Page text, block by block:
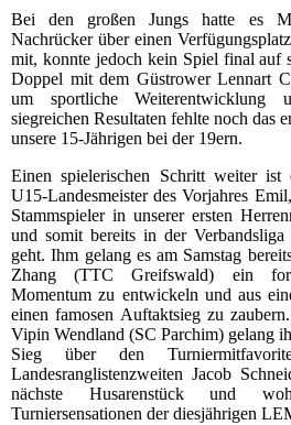
Bei den großen Jungs hatte es
Nachrücker über einen
mit, konnte jedoch kein Spiel final auf
Doppel mit dem Güstrower Lennart
um sportliche Weiterentwicklung
siegreichen Resultaten fehlte noch das
unsere 15-Jährigen bei der 19ern.
Einen spielerischen Schritt weiter ist
U15-Landesmeister des Vorjahres
Stammspieler in unserer ersten
und somit bereits in der
geht. Ihm gelang es am Samstag
Zhang (TTC Greifswald) ein
Momentum zu entwickeln und aus
einen famosen Auftaktsieg zu
Vipin Wendland (SC Parchim) gelang
Sieg über den
Landesranglistenzweiten Jacob
nächste Husarenstück und
Turniersensationen der diesjährigen